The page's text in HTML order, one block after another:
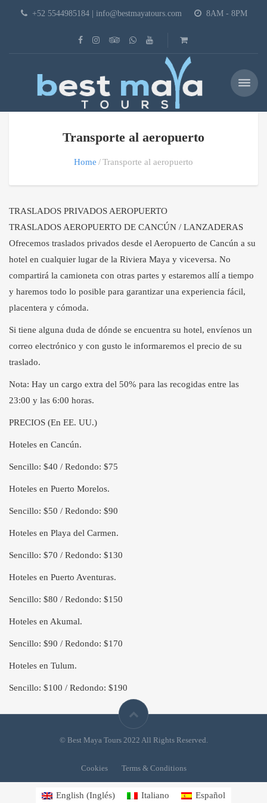
+52 5544985184 | info@bestmayatours.com 8AM - 8PM
Transporte al aeropuerto
Home Transporte al aeropuerto
TRASLADOS PRIVADOS AEROPUERTO
TRASLADOS AEROPUERTO DE CANCÚN / LANZADERAS
Ofrecemos traslados privados desde el Aeropuerto de Cancún a su
hotel en cualquier lugar de la Riviera Maya y viceversa. No
compartirá la camioneta con otras partes y estaremos allí a tiempo
y haremos todo lo posible para garantizar una experiencia fácil,
placentera y cómoda.
Si tiene alguna duda de dónde se encuentra su hotel, envíenos un
correo electrónico y con gusto le informaremos el precio de su
traslado.
Nota: Hay un cargo extra del 50% para las recogidas entre las
23:00 y las 6:00 horas.
PRECIOS (En EE. UU.)
Hoteles en Cancún.
Sencillo: $40 / Redondo: $75
Hoteles en Puerto Morelos.
Sencillo: $50 / Redondo: $90
Hoteles en Playa del Carmen.
Sencillo: $70 / Redondo: $130
Hoteles en Puerto Aventuras.
Sencillo: $80 / Redondo: $150
Hoteles en Akumal.
Sencillo: $90 / Redondo: $170
Hoteles en Tulum.
Sencillo: $100 / Redondo: $190
© Best Maya Tours 2022 All Rights Reserved.
Cookies Terms & Conditions
English (Inglés) Italiano Español